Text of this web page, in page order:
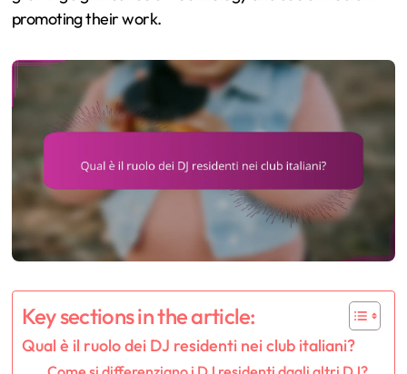
promoting their work.
Key sections in the article:
Qual è il ruolo dei DJ residenti nei club italiani?